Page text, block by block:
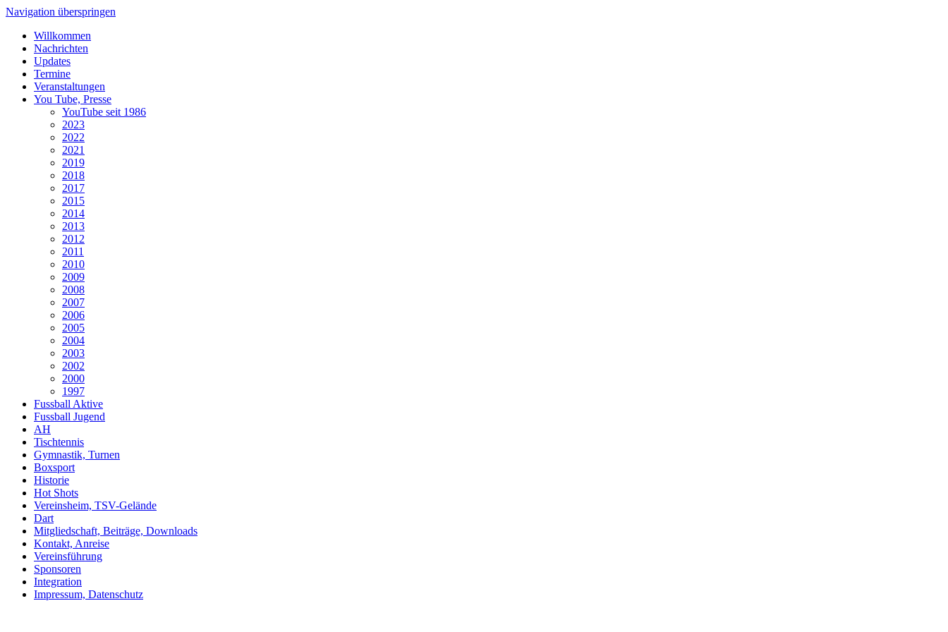
Navigation überspringen
Willkommen
Nachrichten
Updates
Termine
Veranstaltungen
You Tube, Presse
YouTube seit 1986
2023
2022
2021
2019
2018
2017
2015
2014
2013
2012
2011
2010
2009
2008
2007
2006
2005
2004
2003
2002
2000
1997
Fussball Aktive
Fussball Jugend
AH
Tischtennis
Gymnastik, Turnen
Boxsport
Historie
Hot Shots
Vereinsheim, TSV-Gelände
Dart
Mitgliedschaft, Beiträge, Downloads
Kontakt, Anreise
Vereinsführung
Sponsoren
Integration
Impressum, Datenschutz